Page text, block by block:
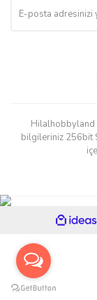
Hilalhobbyland
bilgileriniz 256bit